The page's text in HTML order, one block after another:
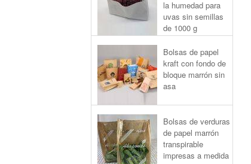
la humedad para
uvas sin semillas
de 1000 g
Bolsas de papel
kraft con fondo de
bloque marrón sin
asa
Bolsas de verduras
de papel marrón
transpirable
impresas a medida